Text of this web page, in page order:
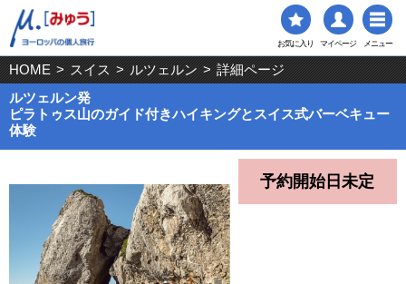
お気に入り マイページ メニュー
HOME > スイス > ルツェルン > 詳細ページ
ルツェルン発
ピラトゥス山のガイド付きハイキングとスイス式バーベキュー
体験
予約開始日未定